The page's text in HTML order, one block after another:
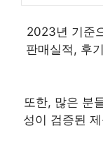
2023년 기준
판매실적, 후
또한, 많은 분
성이 검증된